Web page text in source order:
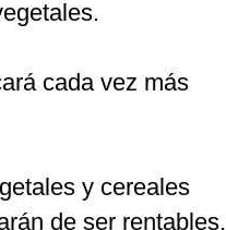
cada vez más
y cereales
de ser rentables.